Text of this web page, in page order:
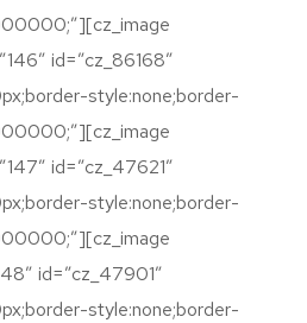
id=”cz_86168″
style:none;border-
id=”cz_47621″
style:none;border-
id=”cz_47901″
style:none;border-